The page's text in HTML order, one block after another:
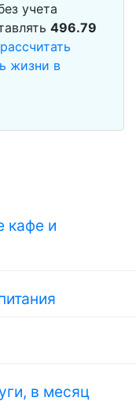
кафе и
в месяц
учета
496.79
жизни в